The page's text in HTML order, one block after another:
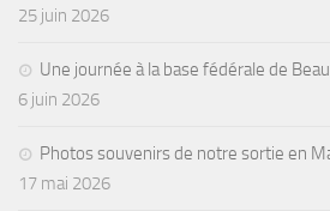
25 juin 2026
Une journée à la base fédérale de
6 juin 2026
Photos souvenirs de notre sortie en
17 mai 2026